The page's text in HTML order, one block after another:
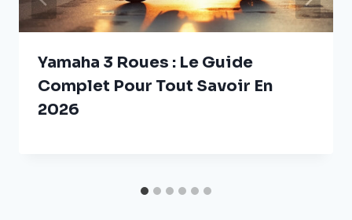
Yamaha 3 Roues : Le Guide
Complet Pour Tout Savoir En
2026